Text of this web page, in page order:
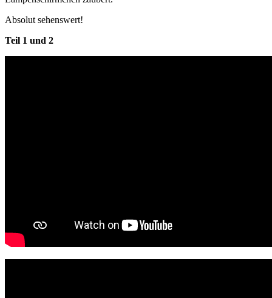
Absolut sehenswert!
Teil 1 und 2